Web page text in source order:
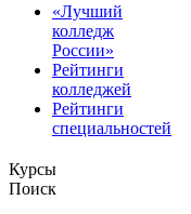
«Лучший
колледж
России»
Рейтинги
колледжей
Рейтинги
специальностей
Курсы
Поиск